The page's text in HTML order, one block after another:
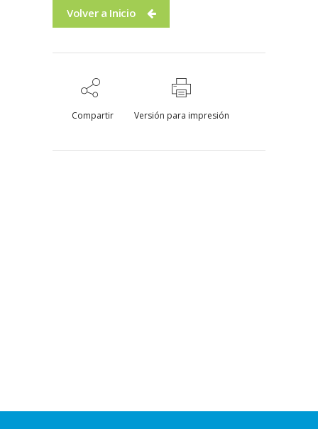
Volver a Inicio
Compartir Versión para impresión